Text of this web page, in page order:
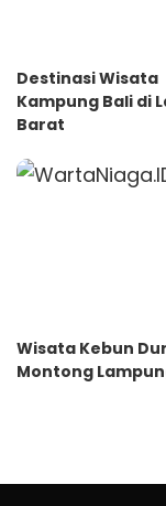
Destinasi Wisata
Kampung Bali di
Barat
Wisata Kebun
Montong